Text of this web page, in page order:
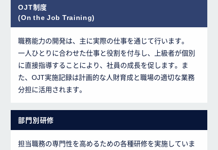
OJT制度
(On the Job Training)
職務能力の開発は、主に実際の仕事を通じて行います。
一人ひとりに合わせた仕事と役割を付与し、上級者が個別
に直接指導することにより、社員の成長を促します。ま
た、OJT実施記録は計画的な人財育成と職場の適切な業務
分担に活用されます。
部門別研修
担当職務の専門性を高めるための各種研修を実施していま